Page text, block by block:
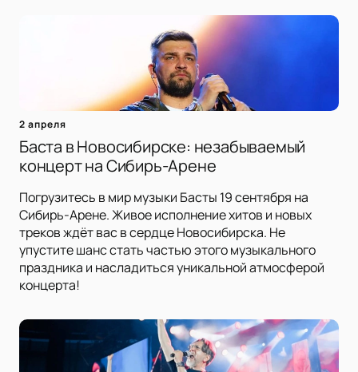
2 апреля
Баста в Новосибирске: незабываемый
концерт на Сибирь-Арене
Погрузитесь в мир музыки Басты 19 сентября на
Сибирь-Арене. Живое исполнение хитов и новых
треков ждёт вас в сердце Новосибирска. Не
упустите шанс стать частью этого музыкального
праздника и насладиться уникальной атмосферой
концерта!